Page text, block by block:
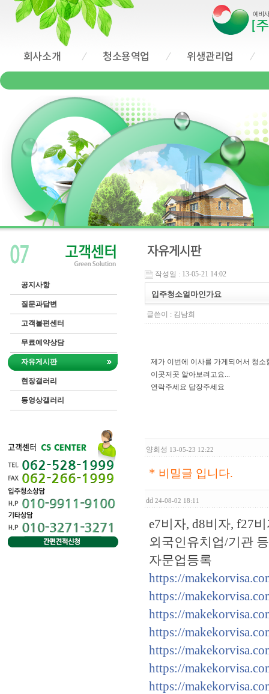
회사소개 청소용역업 위생관리업
공지사항
질문과답변
고객불편센터
무료예약상담
자유게시판
현장갤러리
동영상갤러리
자유게시판
작성일 : 13-05-21 14:02
입주청소얼마인가요
글쓴이 : 김남희
제가 이번에 이사를 가게되어서 청소
이곳저곳 알아보려고요...
연락주세요 답장주세요
양회성 13-05-23 12:22
* 비밀글 입니다.
dd 24-08-02 18:11
e7비자, d8비자, f27
외국인유치업/기관
자문업등록
https://
https://
https://
https://
https://
https://
https://